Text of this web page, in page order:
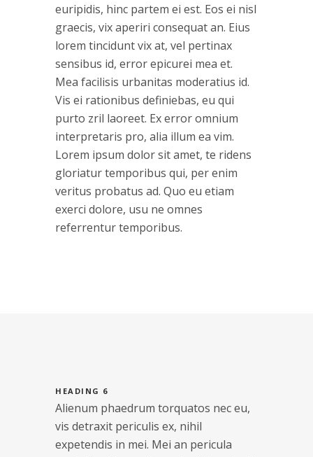
euripidis, hinc partem ei est. Eos ei nisl
graecis, vix aperiri consequat an. Eius
lorem tincidunt vix at, vel pertinax
sensibus id, error epicurei mea et.
Mea facilisis urbanitas moderatius id.
Vis ei rationibus definiebas, eu qui
purto zril laoreet. Ex error omnium
interpretaris pro, alia illum ea vim.
Lorem ipsum dolor sit amet, te ridens
gloriatur temporibus qui, per enim
veritus probatus ad. Quo eu etiam
exerci dolore, usu ne omnes
referrentur temporibus.
HEADING 6
Alienum phaedrum torquatos nec eu,
vis detraxit periculis ex, nihil
expetendis in mei. Mei an pericula